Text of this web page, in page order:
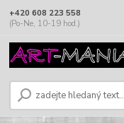
+420 608 223 558
(Po-Ne, 10-19 hod.)